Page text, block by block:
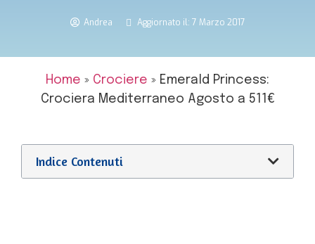
Andrea Aggiornato il: 7 Marzo 2017
Home » Crociere » Emerald Princess:
Crociera Mediterraneo Agosto a 511€
Indice Contenuti